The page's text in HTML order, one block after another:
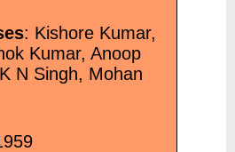
: Kishore Kumar,
Kumar, Anoop
N Singh, Mohan